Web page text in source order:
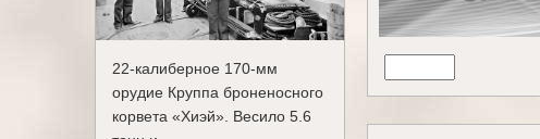
22-калиберное 170-мм
орудие Круппа броненосного
корвета «Хиэй». Весило 5.6